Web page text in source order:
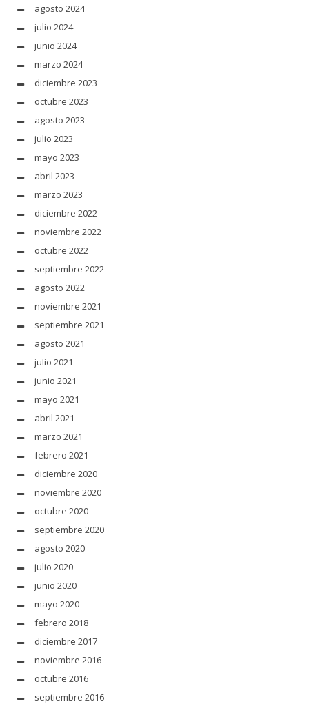
agosto 2024
julio 2024
junio 2024
marzo 2024
diciembre 2023
octubre 2023
agosto 2023
julio 2023
mayo 2023
abril 2023
marzo 2023
diciembre 2022
noviembre 2022
octubre 2022
septiembre 2022
agosto 2022
noviembre 2021
septiembre 2021
agosto 2021
julio 2021
junio 2021
mayo 2021
abril 2021
marzo 2021
febrero 2021
diciembre 2020
noviembre 2020
octubre 2020
septiembre 2020
agosto 2020
julio 2020
junio 2020
mayo 2020
febrero 2018
diciembre 2017
noviembre 2016
octubre 2016
septiembre 2016